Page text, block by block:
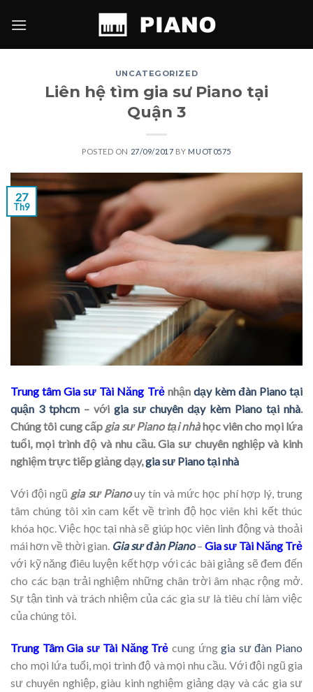
UNCATEGORIZED
Liên hệ tìm gia sư Piano tại
Quận 3
POSTED ON 27/09/2017 BY MUOT0575
27
Th9
Trung tâm Gia sư Tài Năng Trẻnhận dạy kèm đàn Piano tại
quận 3 tphcm– với gia sư chuyên dạy kèm Piano tại nhà.
Chúng tôi cung cấp gia sư Piano tại nhàhọc viên cho mọi lứa
tuổi, mọi trình độ và nhu cầu. Gia sư chuyên nghiệp và kinh
nghiệm trực tiếp giảng dạy,gia sư Piano tại nhà
Với đội ngũ gia sư Pianouy tín và mức học phí hợp lý, trung
tâm chúng tôi xin cam kết về trình độ học viên khi kết thúc
khóa học. Việc học tại nhà sẽ giúp học viên linh động và thoải
mái hơn về thời gian. Gia sư đàn Piano– Gia sư Tài Năng Trẻ
với kỹ năng điêu luyện kết hợp với các bài giảng sẽ đem đến
cho các bạn trải nghiệm những chân trời âm nhạc rộng mở.
Sự tận tình và trách nhiệm của các gia sư là tiêu chí làm việc
của chúng tôi.
Trung Tâm Gia sư Tài Năng Trẻ cung ứnggia sư đàn Piano
cho mọi lứa tuổi, mọi trình độ và mọi nhu cầu. Với đội ngũ gia
sư chuyên nghiệp, giàu kinh nghiệm giảng dạy và các gia sư